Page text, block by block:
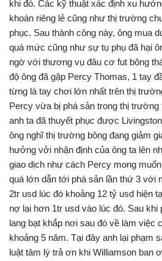
khi đó. Các kỹ thuật xác định xu
khoán riêng lẻ cũng như thị trường
phục. Sau thành công này, ông mua
quá mức cũng như sự tụ phụ đã hại
ngờ với thương vụ đâu cơ fut bông
độ ông đã gặp Percy Thomas, 1 tay
từng là tay chơi lớn nhất trên thị
Percy vừa bị phá sản trong thị trường
anh ta đã thuyết phục được
ông nghĩ thị trường bông đang giảm
hưởng vởi nhận định của ông ta lên
giao dịch như cách Percy mong
quá lớn dẫn tới phá sản lần thứ 3 với
2tr usd lúc đó khoảng 12 tỷ usd hiện
nợ lại hơn 1tr usd vào lúc đó. Sau khi
lang bạt khắp nơi sau đó về làm việc
khoảng 5 năm. Tại đây anh lại phạm
luật tâm lý trả ơn khi Williamson ban